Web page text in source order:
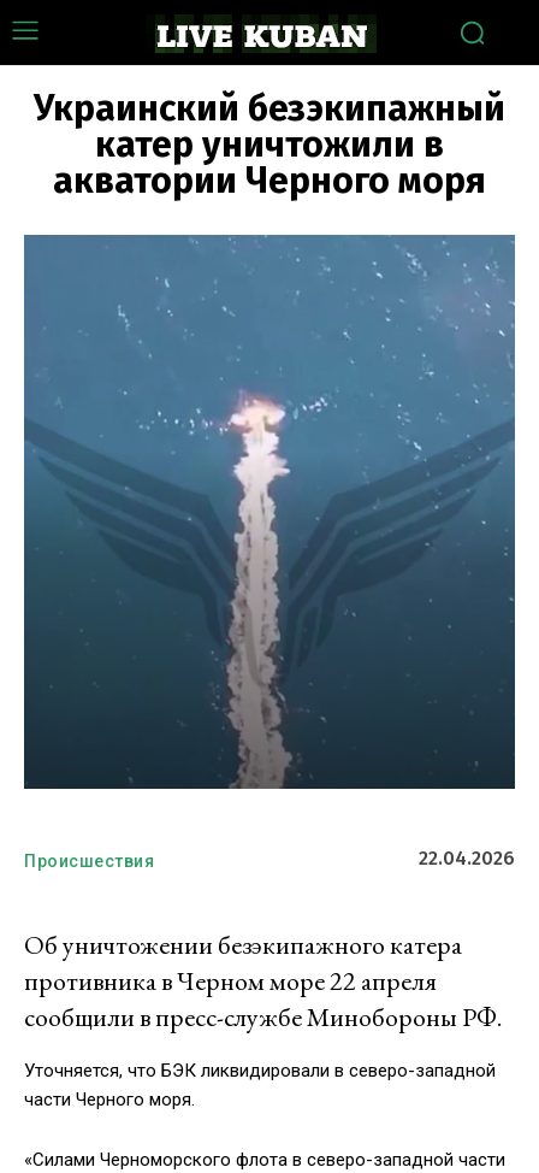
Украинский безэкипажный
катер уничтожили в
акватории Черного моря
Происшествия 22.04.2026
Об уничтожении безэкипажного катера
противника в Черном море 22 апреля
сообщили в пресс-службе Минобороны РФ.
Уточняется, что БЭК ликвидировали в северо-западной
части Черного моря.
«Силами Черноморского флота в северо-западной части